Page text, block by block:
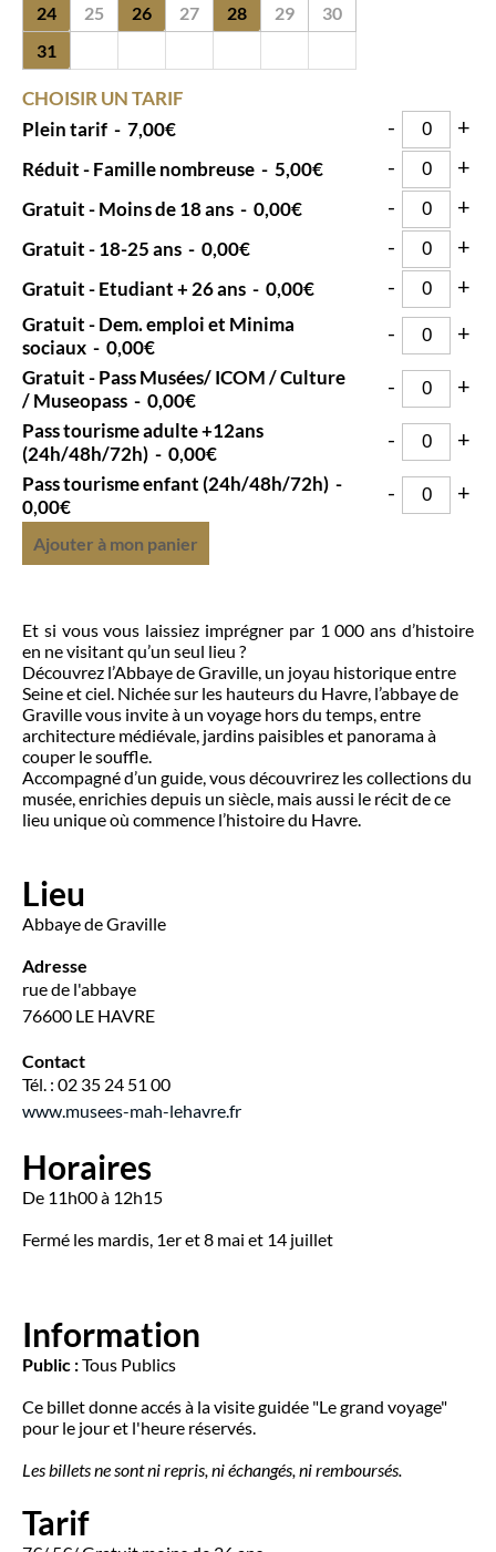
24
25 26 27 28 29
30
31
CHOISIR UN TARIF
Plein tarif - 7,00€ - +
Réduit - Famille nombreuse - 5,00€ - +
Gratuit - Moins de 18 ans - 0,00€ - +
Gratuit - 18-25 ans - 0,00€ - +
Gratuit - Etudiant + 26 ans - 0,00€ - +
Gratuit - Dem. emploi et Minima
sociaux - 0,00€
- +
Gratuit - Pass Musées/ ICOM / Culture
/ Museopass - 0,00€
- +
Pass tourisme adulte +12ans
(24h/48h/72h) - 0,00€
- +
Pass tourisme enfant (24h/48h/72h) -
0,00€
- +
Ajouter à mon panier
Et si vous vous laissiez imprégner par 1 000 ans d’histoire
en ne visitant qu’un seul lieu ?
Découvrez l’Abbaye de Graville, un joyau historique entre
Seine et ciel. Nichée sur les hauteurs du Havre, l’abbaye de
Graville vous invite à un voyage hors du temps, entre
architecture médiévale, jardins paisibles et panorama à
couper le souffle.
Accompagné d’un guide, vous découvrirez les collections du
musée, enrichies depuis un siècle, mais aussi le récit de ce
lieu unique où commence l’histoire du Havre.
Lieu
Abbaye de Graville
Adresse
rue de l'abbaye
76600 LE HAVRE
Contact
Tél. : 02 35 24 51 00
www.musees-mah-lehavre.fr
Horaires
De 11h00 à 12h15
Fermé les mardis, 1er et 8 mai et 14 juillet
Information
Public :Tous Publics
Ce billet donne accés à la visite guidée "Le grand voyage"
pour le jour et l'heure réservés.
Les billets ne sont ni repris, ni échangés, ni remboursés.
Tarif